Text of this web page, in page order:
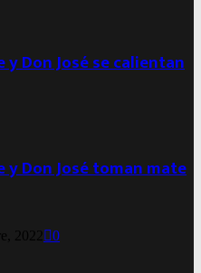
y Don José se calientan
y Don José toman mate
2022 0